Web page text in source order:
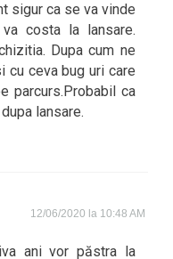
sigur ca se va vinde
costa la lansare.
Dupa cum ne
cu ceva bug uri care
parcurs.Probabil ca
lansare.
12/06/2020 la 10:48 AM
ani vor păstra la